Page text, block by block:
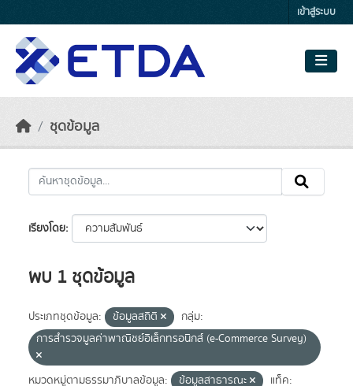
เข้าสู่ระบบ
ชุดข้อมูล
เรียงโดย
พบ 1 ชุดข้อมูล
ประเภทชุดข้อมูล: ข้อมูลสถิติ
กลุ่ม:
การสำรวจมูลค่าพาณิชย์อิเล็กทรอนิกส์ (e-Commerce Survey)
หมวดหมู่ตามธรรมาภิบาลข้อมูล: ข้อมูลสาธารณะ
แท็ค: